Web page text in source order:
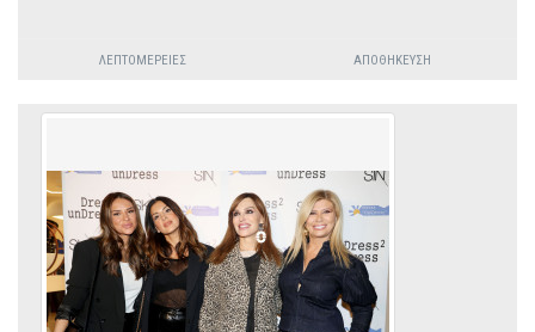
ΛΕΠΤΟΜΈΡΕΙΕΣ ΑΠΟΘΉΚΕΥΣΗ